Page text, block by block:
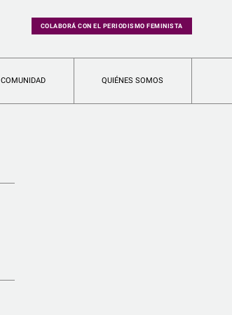
COLABORÁ CON EL PERIODISMO FEMINISTA
COMUNIDAD QUIÉNES SOMOS